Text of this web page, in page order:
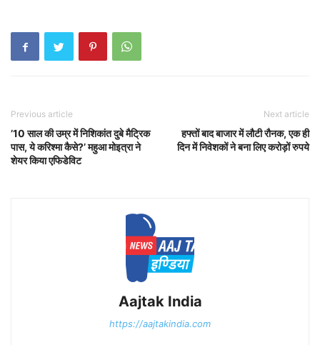
Previous article
’10 साल की उम्र में निशिकांत दुबे मैट्रिक
पास, ये करिश्मा कैसे?’ महुआ मोइत्रा ने
शेयर किया एफिडेविट
Next article
हफ्तों बाद बाजार में लौटी रौनक, एक ही
दिन में निवेशकों ने बना लिए करोड़ों रुपये
Aajtak India
https://aajtakindia.com